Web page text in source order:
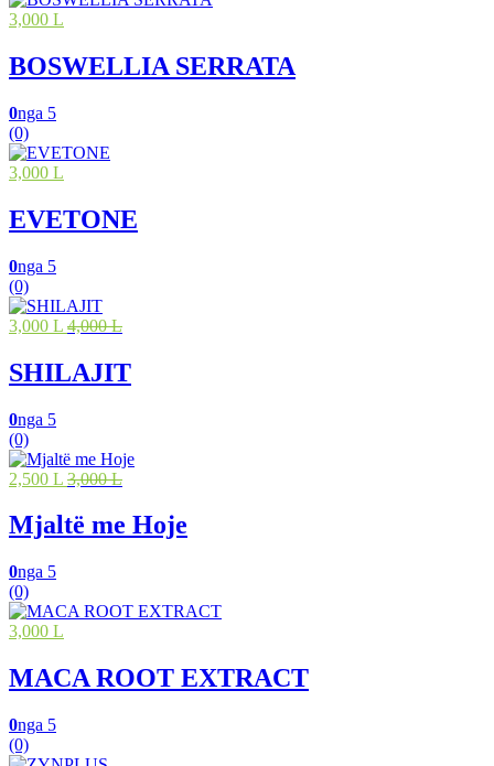
3,000 L
BOSWELLIA SERRATA
0nga 5
(0)
3,000 L
EVETONE
0nga 5
(0)
3,000 L 4,000 L
SHILAJIT
0nga 5
(0)
2,500 L 3,000 L
Mjaltë me Hoje
0nga 5
(0)
3,000 L
MACA ROOT EXTRACT
0nga 5
(0)